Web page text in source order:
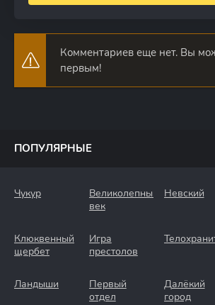
Комментариев еще нет. Вы
первым!
ПОПУЛЯРНЫЕ
Чукур
Великолепный
век
Невский
Клюквенный
щербет
Игра
престолов
Ландыши
Первый
отдел
Далёкий
город